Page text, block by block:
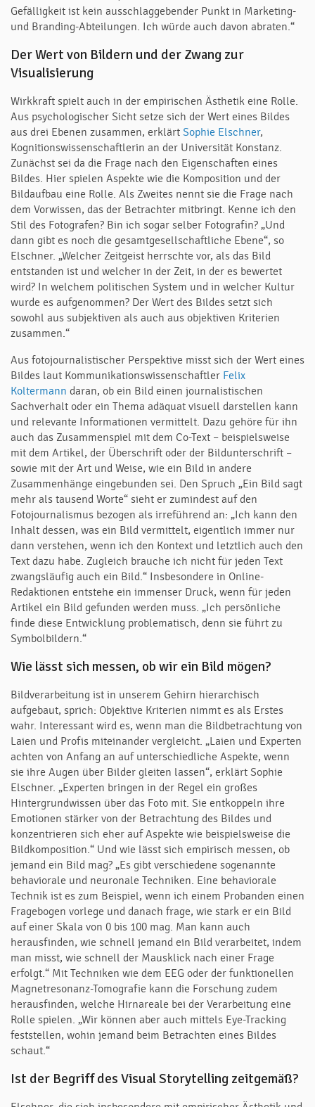
Gefälligkeit ist kein ausschlaggebender Punkt in Marketing-
und Branding-Abteilungen. Ich würde auch davon abraten.“
Der Wert von Bildern und der Zwang zur
Visualisierung
Wirkkraft spielt auch in der empirischen Ästhetik eine Rolle.
Aus psychologischer Sicht setze sich der Wert eines Bildes
aus drei Ebenen zusammen, erklärt Sophie Elschner,
Kognitionswissenschaftlerin an der Universität Konstanz.
Zunächst sei da die Frage nach den Eigenschaften eines
Bildes. Hier spielen Aspekte wie die Komposition und der
Bildaufbau eine Rolle. Als Zweites nennt sie die Frage nach
dem Vorwissen, das der Betrachter mitbringt. Kenne ich den
Stil des Fotografen? Bin ich sogar selber Fotografin? „Und
dann gibt es noch die gesamtgesellschaftliche Ebene“, so
Elschner. „Welcher Zeitgeist herrschte vor, als das Bild
entstanden ist und welcher in der Zeit, in der es bewertet
wird? In welchem politischen System und in welcher Kultur
wurde es aufgenommen? Der Wert des Bildes setzt sich
sowohl aus subjektiven als auch aus objektiven Kriterien
zusammen.“
Aus fotojournalistischer Perspektive misst sich der Wert eines
Bildes laut Kommunikationswissenschaftler Felix
Koltermann daran, ob ein Bild einen journalistischen
Sachverhalt oder ein Thema adäquat visuell darstellen kann
und relevante Informationen vermittelt. Dazu gehöre für ihn
auch das Zusammenspiel mit dem Co-Text – beispielsweise
mit dem Artikel, der Überschrift oder der Bildunterschrift –
sowie mit der Art und Weise, wie ein Bild in andere
Zusammenhänge eingebunden sei. Den Spruch „Ein Bild sagt
mehr als tausend Worte“ sieht er zumindest auf den
Fotojournalismus bezogen als irreführend an: „Ich kann den
Inhalt dessen, was ein Bild vermittelt, eigentlich immer nur
dann verstehen, wenn ich den Kontext und letztlich auch den
Text dazu habe. Zugleich brauche ich nicht für jeden Text
zwangsläufig auch ein Bild.“ Insbesondere in Online-
Redaktionen entstehe ein immenser Druck, wenn für jeden
Artikel ein Bild gefunden werden muss. „Ich persönliche
finde diese Entwicklung problematisch, denn sie führt zu
Symbolbildern.“
Wie lässt sich messen, ob wir ein Bild mögen?
Bildverarbeitung ist in unserem Gehirn hierarchisch
aufgebaut, sprich: Objektive Kriterien nimmt es als Erstes
wahr. Interessant wird es, wenn man die Bildbetrachtung von
Laien und Profis miteinander vergleicht. „Laien und Experten
achten von Anfang an auf unterschiedliche Aspekte, wenn
sie ihre Augen über Bilder gleiten lassen“, erklärt Sophie
Elschner. „Experten bringen in der Regel ein großes
Hintergrundwissen über das Foto mit. Sie entkoppeln ihre
Emotionen stärker von der Betrachtung des Bildes und
konzentrieren sich eher auf Aspekte wie beispielsweise die
Bildkomposition.“ Und wie lässt sich empirisch messen, ob
jemand ein Bild mag? „Es gibt verschiedene sogenannte
behaviorale und neuronale Techniken. Eine behaviorale
Technik ist es zum Beispiel, wenn ich einem Probanden einen
Fragebogen vorlege und danach frage, wie stark er ein Bild
auf einer Skala von 0 bis 100 mag. Man kann auch
herausfinden, wie schnell jemand ein Bild verarbeitet, indem
man misst, wie schnell der Mausklick nach einer Frage
erfolgt.“ Mit Techniken wie dem EEG oder der funktionellen
Magnetresonanz-Tomografie kann die Forschung zudem
herausfinden, welche Hirnareale bei der Verarbeitung eine
Rolle spielen. „Wir können aber auch mittels Eye-Tracking
feststellen, wohin jemand beim Betrachten eines Bildes
schaut.“
Ist der Begriff des Visual Storytelling zeitgemäß?